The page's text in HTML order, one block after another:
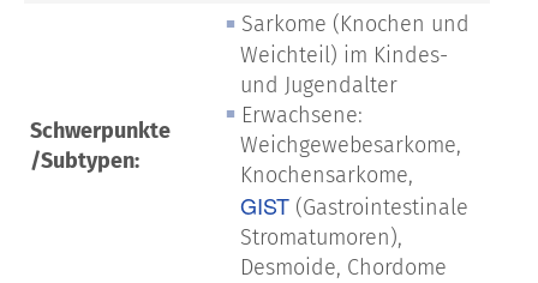
Schwerpunkte
/Subtypen:
Sarkome (Knochen und
Weichteil) im Kindes-
und Jugendalter
Erwachsene:
Weichgewebesarkome,
Knochensarkome,
GIST (Gastrointestinale
Stromatumoren),
Desmoide, Chordome